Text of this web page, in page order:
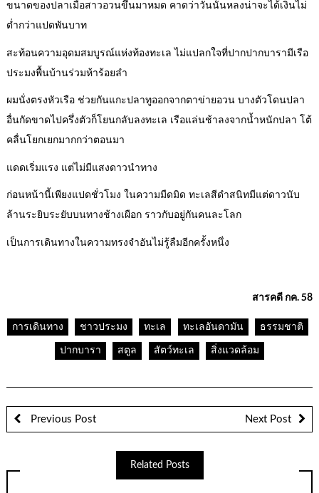
ขนาดของปลาเมื่อสาวอวนขึ้นมาหมด คาดว่าวันนั้นหลงน่าจะได้เงินไม่
ต่ำกว่าแปดพันบาท
สะท้อนความอุดมสมบูรณ์แห่งท้องทะเล ไม่แปลกใจที่ปากปากบารามีเรือ
ประมงพื้นบ้านร่วมห้าร้อยลำ
ผมนั่งตรงหัวเรือ ช่วยกันแกะปลาทูออกจากตาข่ายอวน บางตัวโดนปลา
อื่นกัดขาดไปครึ่งตัวก็โยนกลับลงทะเล เรือแล่นช้าลงจากน้ำหนักปลา โต้
คลื่นโยกเยกมากกว่าตอนมา
แดดเริ่มแรง แต่ไม่มีแสงดาวนำทาง
ก่อนหน้านี้เพียงแปดชั่วโมง ในความมืดมิด ทะเลสีดำสนิทมีแต่ดาวนับ
ล้านระยิบระยับบนทางช้างเผือก ราวกับอยู่กันคนละโลก
เป็นการเดินทางในความทรงจำอันไม่รู้ลืมอีกครั้งหนึ่ง
สารคดี กค. 58
การเดินทาง ชาวประมง ทะเล ทะเลอันดามัน ธรรมชาติ
ปากบารา สตูล สัตว์ทะเล สิ่งแวดล้อม
Previous Post Next Post
Related Posts